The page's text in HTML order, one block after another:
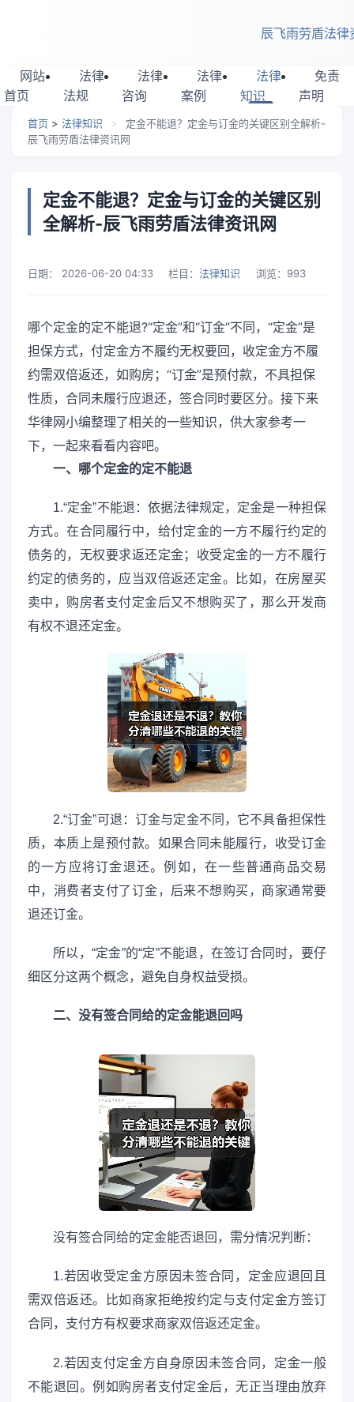
辰飞雨劳盾法律
网站
首页
法律
法规
法律
咨询
法律
案例
法律
知识
免责
声明
首页 > 法律知识 >
定金不能退？定金与订金的关键区别全解析-
辰飞雨劳盾法律资讯网
定金不能退？定金与订金的关键区别
全解析-辰飞雨劳盾法律资讯网
日期： 2026-06-20 04:33 栏目： 法律知识 浏览： 993
哪个定金的定不能退?“定金”和“订金”不同，“定金”是
担保方式，付定金方不履约无权要回，收定金方不履
约需双倍返还，如购房；“订金”是预付款，不具担保
性质，合同未履行应退还，签合同时要区分。接下来
华律网小编整理了相关的一些知识，供大家参考一
下，一起来看看内容吧。
一、哪个定金的定不能退
1.“定金”不能退：依据法律规定，定金是一种担保
方式。在合同履行中，给付定金的一方不履行约定的
债务的，无权要求返还定金；收受定金的一方不履行
约定的债务的，应当双倍返还定金。比如，在房屋买
卖中，购房者支付定金后又不想购买了，那么开发商
有权不退还定金。
2.“订金”可退：订金与定金不同，它不具备担保性
质，本质上是预付款。如果合同未能履行，收受订金
的一方应将订金退还。例如，在一些普通商品交易
中，消费者支付了订金，后来不想购买，商家通常要
退还订金。
所以，“定金”的“定”不能退，在签订合同时，要仔
细区分这两个概念，避免自身权益受损。
二、没有签合同给的定金能退回吗
没有签合同给的定金能否退回，需分情况判断：
1.若因收受定金方原因未签合同，定金应退回且
需双倍返还。比如商家拒绝按约定与支付定金方签订
合同，支付方有权要求商家双倍返还定金。
2.若因支付定金方自身原因未签合同，定金一般
不能退回。例如购房者支付定金后，无正当理由放弃